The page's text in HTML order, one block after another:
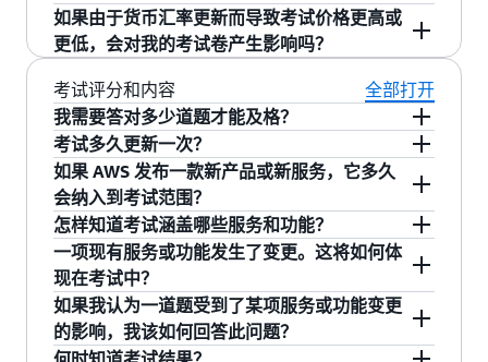
款。
不会。购买优惠券的外汇汇率由 AWS 授权的 AWS
Certification 考试卷经销商和分销商 Xvoucher 更
Xvoucher 网站。
如果由于货币汇率更新而导致考试价格更高或
更低，会对我的考试卷产生影响吗？
卷，则该优惠券可全额抵扣考试费用。如果您有
一张用于支付 50% 考试费用的考试卷，则在购买
考试时可享受考试费用 50% 的折扣。
考试评分和内容
全部打开
我需要答对多少道题才能及格？
AWS Certification 的分数线是依据统计分析结果
来设定的，并不固定。AWS 不会公布考试分数
线，因为考试的内容更新后，考题和分数线会随
之更新以反映测试形式的变化。
考试多久更新一次？
AWS 认证会遵照考试指南，定期轮换纳入或移出
考试的试题。AWS 考试指南会定期审核和修订，
确保每项认证考试所考核的技能、AWS 服务和功
能，均为该认证所面向的岗位角色当前所需且相
关的内容。考试指南修订版将在更改反映在考试
中至少一个月前发布。
如果 AWS 发布一款新产品或新服务，它多久
会纳入到考试范围？
对于 AWS Certified AI Practitioner、AWS
Certified Machine Learning Engineer - Associate、
AWS Certified Generative AI Developer -
Professional 和 AWS Certified Machine Learning -
Specialty 考试，新推出的产品、服务或功能必须
怎样知道考试涵盖哪些服务和功能？
AWS 认证考试指南包含在考范围内与不在考范围
内的 AWS 服务和功能列表。此类列表并非详尽无
遗，可能会随时调整。
一项现有服务或功能发生了变更。这将如何体
现在考试中？
AWS Certification 团队会将被认为受到变更影响
的考题替换掉。
如果我认为一道题受到了某项服务或功能变更
的影响，我该如何回答此问题？
从问题的答案选项中选择最合适的答案。